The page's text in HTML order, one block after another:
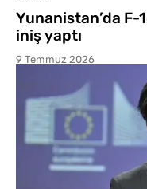
Yunanistan’da F-
iniş yaptı
9 Temmuz 2026